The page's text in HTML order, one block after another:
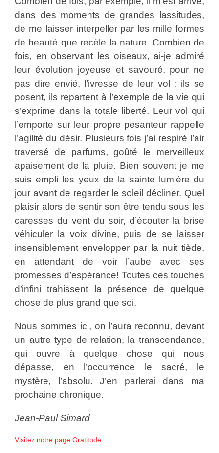
dans des moments de grandes lassitudes,
de me laisser interpeller par les mille formes
de beauté que recèle la nature. Combien de
fois, en observant les oiseaux, ai-je admiré
leur évolution joyeuse et savouré, pour ne
pas dire envié, l’ivresse de leur vol : ils se
posent, ils repartent à l’exemple de la vie qui
s’exprime dans la totale liberté. Leur vol qui
l’emporte sur leur propre pesanteur rappelle
l’agilité du désir. Plusieurs fois j’ai respiré l’air
traversé de parfums, goûté le merveilleux
apaisement de la pluie. Bien souvent je me
suis empli les yeux de la sainte lumière du
jour avant de regarder le soleil décliner. Quel
plaisir alors de sentir son être tendu sous les
caresses du vent du soir, d’écouter la brise
véhiculer la voix divine, puis de se laisser
insensiblement envelopper par la nuit tiède,
en attendant de voir l’aube avec ses
promesses d’espérance! Toutes ces touches
d’infini trahissent la présence de quelque
chose de plus grand que soi.
Nous sommes ici, on l’aura reconnu, devant
un autre type de relation, la transcendance,
qui ouvre à quelque chose qui nous
dépasse, en l’occurrence le sacré, le
mystère, l’absolu. J’en parlerai dans ma
prochaine chronique.
Jean-Paul Simard
Visitez notre page Gratitude